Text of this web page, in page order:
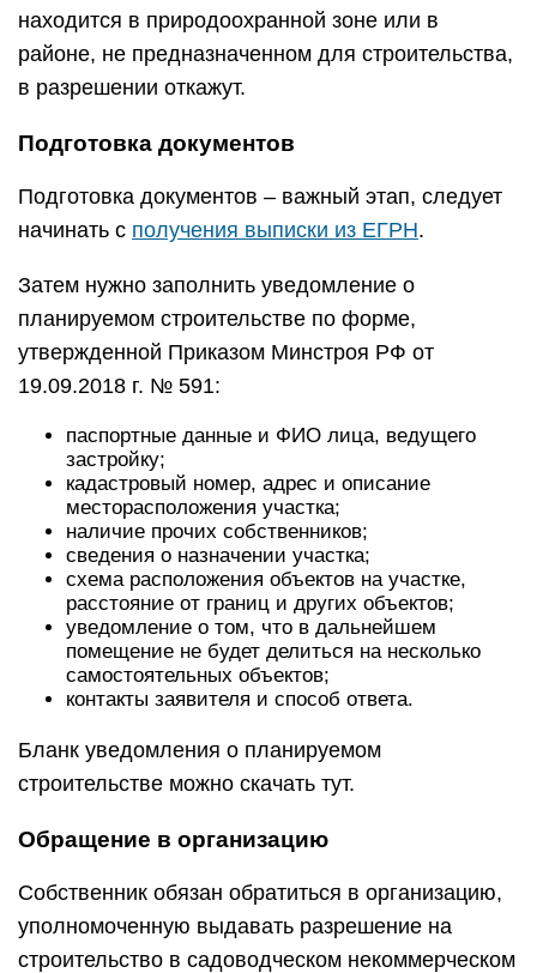
находится в природоохранной зоне или в
районе, не предназначенном для строительства,
в разрешении откажут.
Подготовка документов
Подготовка документов – важный этап, следует
начинать с получения выписки из ЕГРН.
Затем нужно заполнить уведомление о
планируемом строительстве по форме,
утвержденной Приказом Минстроя РФ от
19.09.2018 г. № 591:
паспортные данные и ФИО лица, ведущего
застройку;
кадастровый номер, адрес и описание
месторасположения участка;
наличие прочих собственников;
сведения о назначении участка;
схема расположения объектов на участке,
расстояние от границ и других объектов;
уведомление о том, что в дальнейшем
помещение не будет делиться на несколько
самостоятельных объектов;
контакты заявителя и способ ответа.
Бланк уведомления о планируемом
строительстве можно скачать тут.
Обращение в организацию
Собственник обязан обратиться в организацию,
уполномоченную выдавать разрешение на
строительство в садоводческом некоммерческом